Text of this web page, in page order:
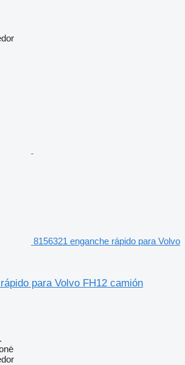
8156321 enganche rápido para Volvo
para Volvo FH12 camión